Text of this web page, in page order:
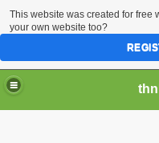
This website was created for free
your own website too?